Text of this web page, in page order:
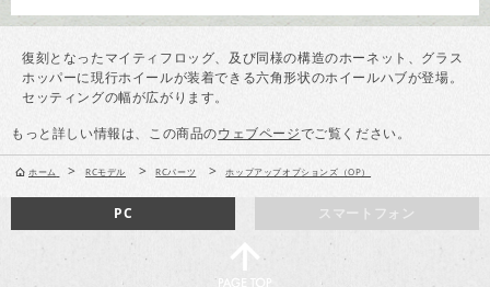
復刻となったマイティフロッグ、及び同様の構造のホーネット、グラス
ホッパーに現行ホイールが装着できる六角形状のホイールハブが登場。
セッティングの幅が広がります。
もっと詳しい情報は、この商品のウェブページでご覧ください。
ホーム > RCモデル > RCパーツ > ホップアップオプションズ（OP）
スマートフォン
PC